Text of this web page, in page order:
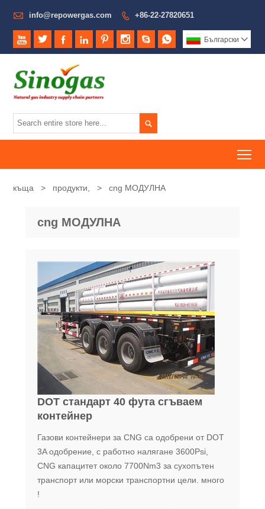
 info@repowergas.com  +86-22-27820651
        Български 

къща > продукти, > cng МОДУЛНА
cng МОДУЛНА
DOT стандарт 40 фута сгъваем
контейнер
Газови контейнери за CNG са одобрени от DOT
3A одобрение, с работно налягане 3600Psi,
CNG капацитет около 7700Nm3 за сухопътен
транспорт или морски транспортни цели. много
!